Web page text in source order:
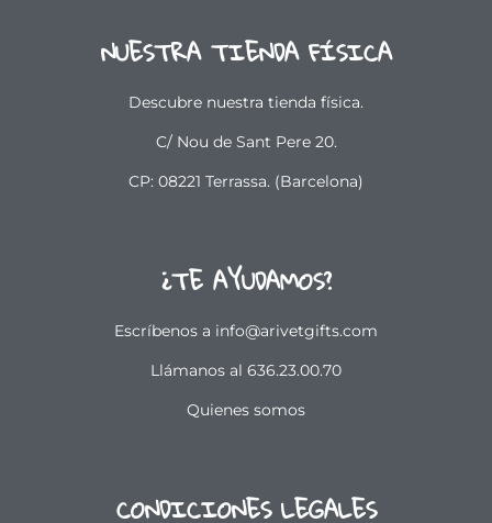
NUESTRA TIENDA FÍSICA
Descubre nuestra tienda física.
C/ Nou de Sant Pere 20.
CP: 08221 Terrassa. (Barcelona)
¿TE AYUDAMOS?
Escríbenos a info@arivetgifts.com
Llámanos al 636.23.00.70
Quienes somos
CONDICIONES LEGALES